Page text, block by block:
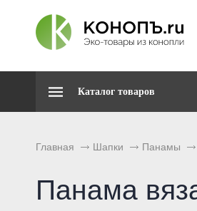
Каталог товаров
Главная Шапки Панамы
Панама